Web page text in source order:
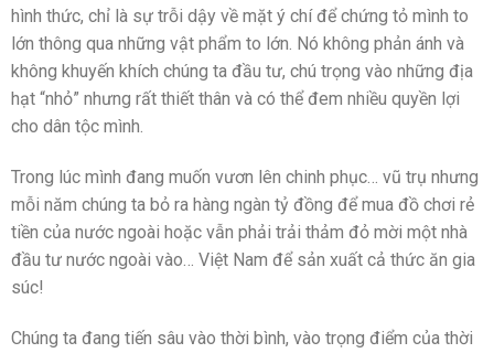
hình thức, chỉ là sự trỗi dậy về mặt ý chí để chứng tỏ mình to
lớn thông qua những vật phẩm to lớn. Nó không phản ánh và
không khuyến khích chúng ta đầu tư, chú trọng vào những địa
hạt “nhỏ” nhưng rất thiết thân và có thể đem nhiều quyền lợi
cho dân tộc mình.
Trong lúc mình đang muốn vươn lên chinh phục… vũ trụ nhưng
mỗi năm chúng ta bỏ ra hàng ngàn tỷ đồng để mua đồ chơi rẻ
tiền của nước ngoài hoặc vẫn phải trải thảm đỏ mời một nhà
đầu tư nước ngoài vào… Việt Nam để sản xuất cả thức ăn gia
súc!
Chúng ta đang tiến sâu vào thời bình, vào trọng điểm của thời